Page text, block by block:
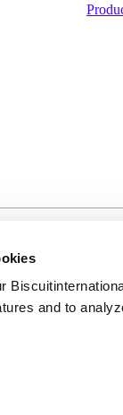
and to